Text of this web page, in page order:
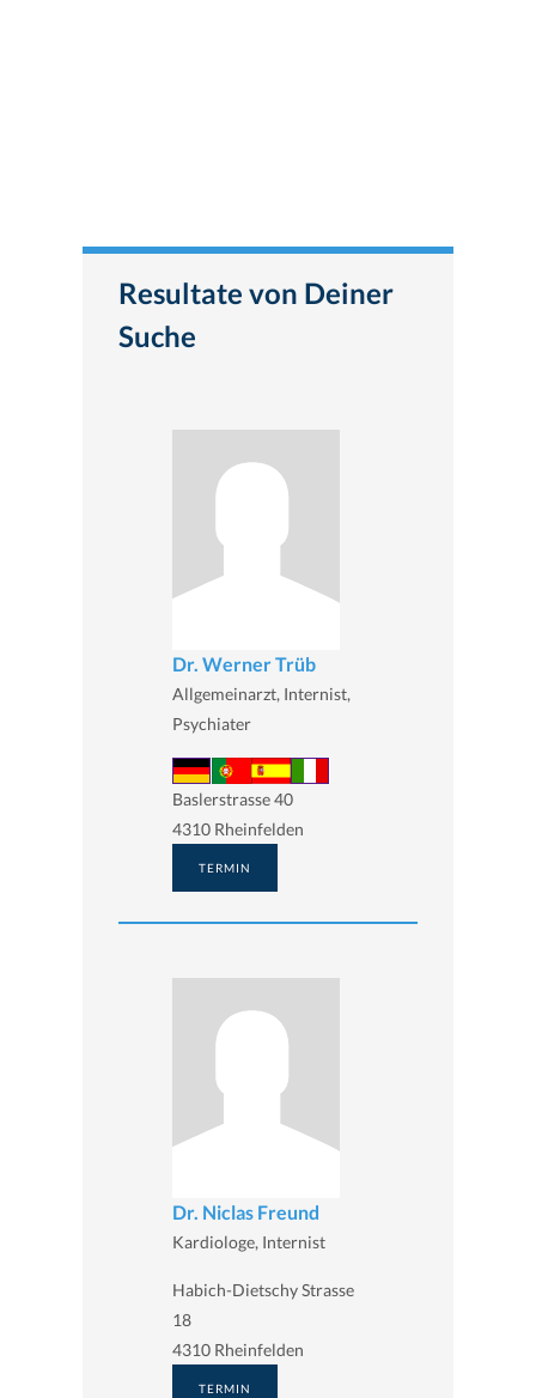
Resultate von Deiner
Suche
Dr. Werner Trüb
Allgemeinarzt, Internist,
Psychiater
Baslerstrasse 40
4310 Rheinfelden
TERMIN
Dr. Niclas Freund
Kardiologe, Internist
Habich-Dietschy Strasse
18
4310 Rheinfelden
TERMIN